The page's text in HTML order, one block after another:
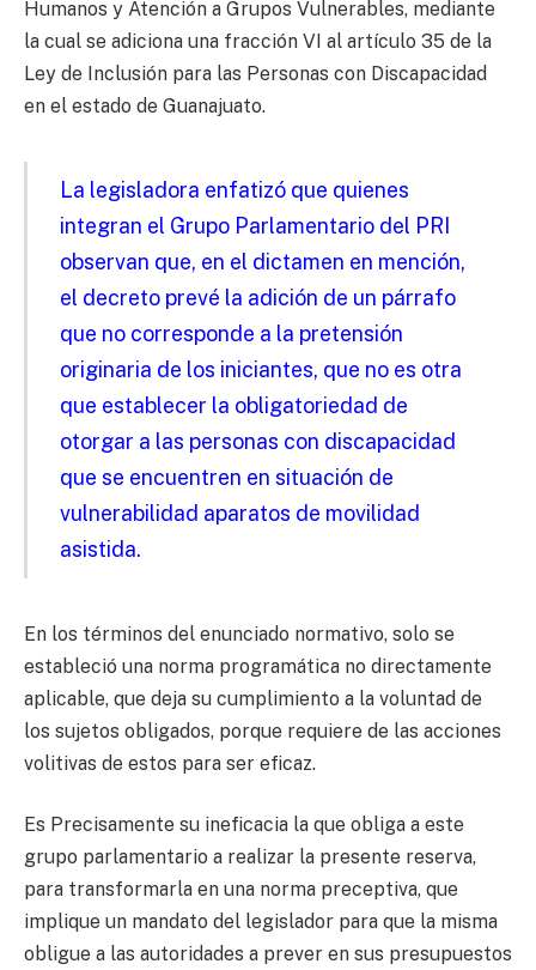
Humanos y Atención a Grupos Vulnerables, mediante
la cual se adiciona una fracción VI al artículo 35 de la
Ley de Inclusión para las Personas con Discapacidad
en el estado de Guanajuato.
La legisladora enfatizó que quienes
integran el Grupo Parlamentario del PRI
observan que, en el dictamen en mención,
el decreto prevé la adición de un párrafo
que no corresponde a la pretensión
originaria de los iniciantes, que no es otra
que establecer la obligatoriedad de
otorgar a las personas con discapacidad
que se encuentren en situación de
vulnerabilidad aparatos de movilidad
asistida.
En los términos del enunciado normativo, solo se
estableció una norma programática no directamente
aplicable, que deja su cumplimiento a la voluntad de
los sujetos obligados, porque requiere de las acciones
volitivas de estos para ser eficaz.
Es Precisamente su ineficacia la que obliga a este
grupo parlamentario a realizar la presente reserva,
para transformarla en una norma preceptiva, que
implique un mandato del legislador para que la misma
obligue a las autoridades a prever en sus presupuestos